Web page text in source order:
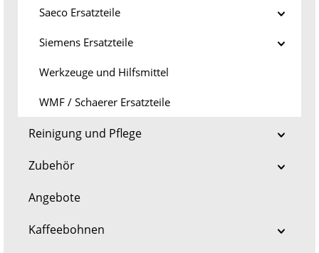
Saeco Ersatzteile
Siemens Ersatzteile
Werkzeuge und Hilfsmittel
WMF / Schaerer Ersatzteile
Reinigung und Pflege
Zubehör
Angebote
Kaffeebohnen